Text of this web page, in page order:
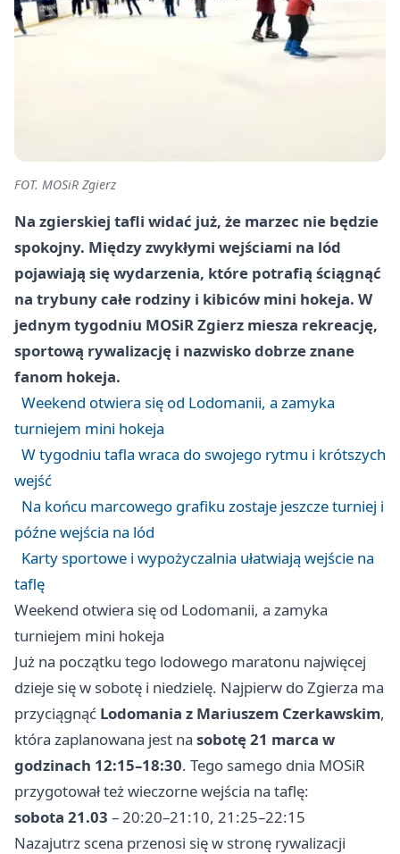
FOT. MOSiR Zgierz
Na zgierskiej tafli widać już, że marzec nie będzie
spokojny. Między zwykłymi wejściami na lód
pojawiają się wydarzenia, które potrafią ściągnąć
na trybuny całe rodziny i kibiców mini hokeja. W
jednym tygodniu MOSiR Zgierz miesza rekreację,
sportową rywalizację i nazwisko dobrze znane
fanom hokeja.
Weekend otwiera się od Lodomanii, a zamyka
turniejem mini hokeja
W tygodniu tafla wraca do swojego rytmu i krótszych
wejść
Na końcu marcowego grafiku zostaje jeszcze turniej i
późne wejścia na lód
Karty sportowe i wypożyczalnia ułatwiają wejście na
taflę
Weekend otwiera się od Lodomanii, a zamyka
turniejem mini hokeja
Już na początku tego lodowego maratonu najwięcej
dzieje się w sobotę i niedzielę. Najpierw do Zgierza ma
przyciągnąć Lodomania z Mariuszem Czerkawskim,
która zaplanowana jest na sobotę 21 marca w
godzinach 12:15–18:30. Tego samego dnia MOSiR
przygotował też wieczorne wejścia na taflę:
sobota 21.03 – 20:20–21:10, 21:25–22:15
Nazajutrz scena przenosi się w stronę rywalizacji